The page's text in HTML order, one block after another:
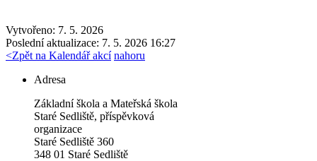
Vytvořeno: 7. 5. 2026
Poslední aktualizace: 7. 5. 2026 16:27
<Zpět na Kalendář akcí nahoru
Adresa
Základní škola a Mateřská škola
Staré Sedliště, příspěvková
organizace
Staré Sedliště 360
348 01 Staré Sedliště